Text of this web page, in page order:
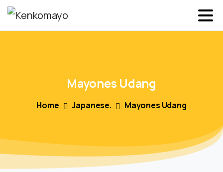
Mayones Udang
Home Japanese. Mayones Udang